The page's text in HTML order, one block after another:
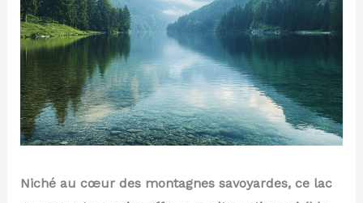
Niché au cœur des montagnes savoyardes, ce lac